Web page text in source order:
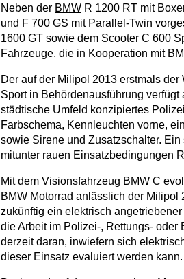
Neben der BMW R 1200 RT mit
und F 700 GS mit Parallel-Twin
1600 GT sowie dem Scooter C 600
Fahrzeuge, die in Kooperation mit
Der auf der Milipol 2013 erstmals
Sport in Behördenausführung
städtische Umfeld konzipiertes
Farbschema, Kennleuchten vorne,
sowie Sirene und Zusatzschalter.
mitunter rauen Einsatzbedingungen
Mit dem Visionsfahrzeug BMW C
BMW Motorrad anlässlich der
zukünftig ein elektrisch
die Arbeit im Polizei-, Rettungs-
derzeit daran, inwiefern sich
dieser Einsatz evaluiert werden kann.